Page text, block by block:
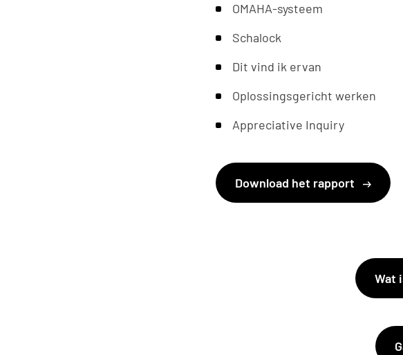
OMAHA-systeem
Schalock
Dit vind ik ervan
Oplossingsgericht werken
Appreciative Inquiry
Download het rapport
Wat